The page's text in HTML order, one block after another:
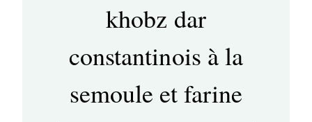
khobz dar
constantinois à la
semoule et farine